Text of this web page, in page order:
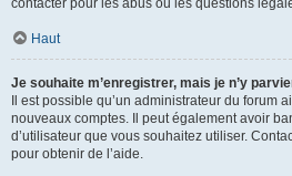
contacter pour les abus ou les questions
Haut
Je souhaite m’enregistrer, mais je n’y
Il est possible qu’un administrateur du forum
nouveaux comptes. Il peut également avoir
d’utilisateur que vous souhaitez utiliser.
pour obtenir de l’aide.